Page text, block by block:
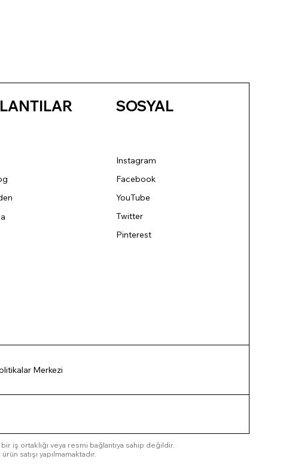
SOSYAL
Instagram
Facebook
YouTube
Twitter
Pinterest
Merkezi
iş ortaklığı veya resmi bağlantıya sahip değildir.
satışı yapılmamaktadır.